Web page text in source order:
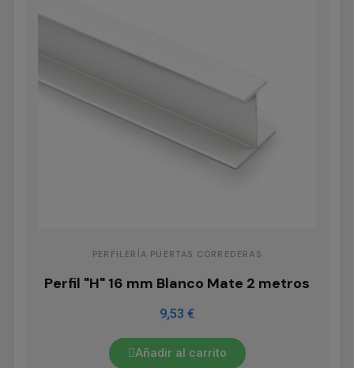
PERFILERÍA PUERTAS CORREDERAS
Perfil "H" 16 mm Blanco Mate 2 metros
9,53 €
Añadir al carrito